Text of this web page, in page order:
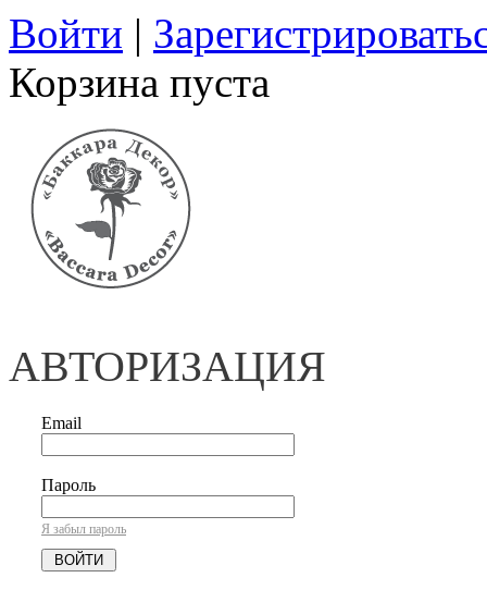
Войти |
Корзина пуста
АВТОРИЗАЦИЯ
Email
Пароль
Я забыл пароль